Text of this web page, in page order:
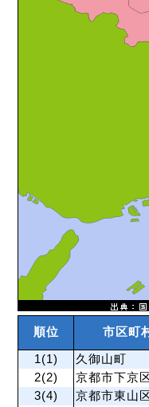
順位 市区町
1(1)
久御山町
2(2)
京都市下京区
3(4)
京都市東山区